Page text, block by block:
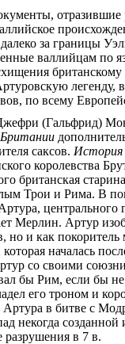
за границы
валлийцам по
легенду,
по всему
(Гальфрид)
саксов. История
королевства
британская
Трои и Рима. В
центрального
Мерлин. Артур
но и как
началась
со своими
бы Рим, если бы
его троном и
Артура в битве с
некогда
разрушения в 7 в.